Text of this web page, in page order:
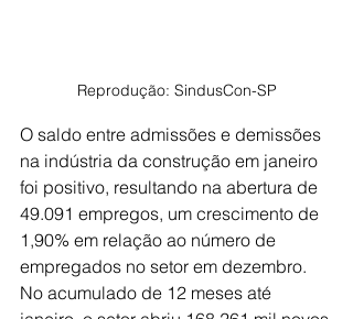
Reprodução: SindusCon-SP
O saldo entre admissões e demissões
na indústria da construção em janeiro
foi positivo, resultando na abertura de
49.091 empregos, um crescimento de
1,90% em relação ao número de
empregados no setor em dezembro.
No acumulado de 12 meses até